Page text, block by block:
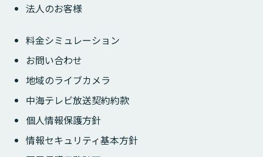
法人のお客様
料金シミュレーション
お問い合わせ
地域のライブカメラ
中海テレビ放送契約約款
個人情報保護方針
情報セキュリティ基本方針